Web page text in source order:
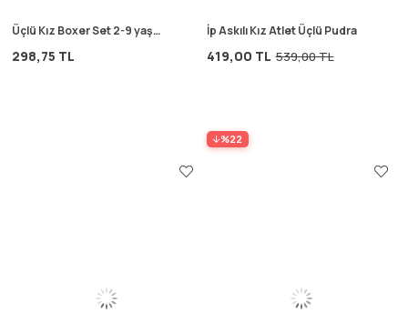
Üçlü Kız Boxer Set 2-9 yaş
298,75 TL
İp Askılı Kız Atlet Üçlü Pudra
419,00 TL 539,00 TL
%22